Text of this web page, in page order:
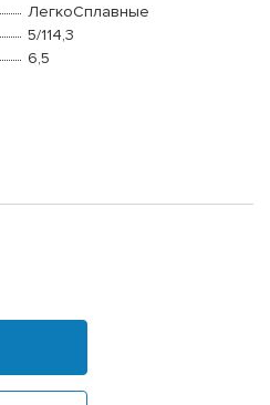
ЛегкоСплавные
5/114,3
6,5